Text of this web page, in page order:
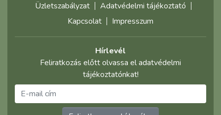
Üzletszabályzat
Adatvédelmi tájékoztató
Kapcsolat
Impresszum
Hírlevél
Feliratkozás előtt olvassa el adatvédelmi
tájékoztatónkat!